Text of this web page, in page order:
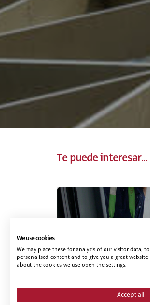
Te puede interesar...
REPARACIONES,
ESTRUCTURAS METÁLICAS,
We use cookies
We may place these for analysis of our visitor data,
personalised content and to give you a great
about the cookies we use open the settings.
Accept all